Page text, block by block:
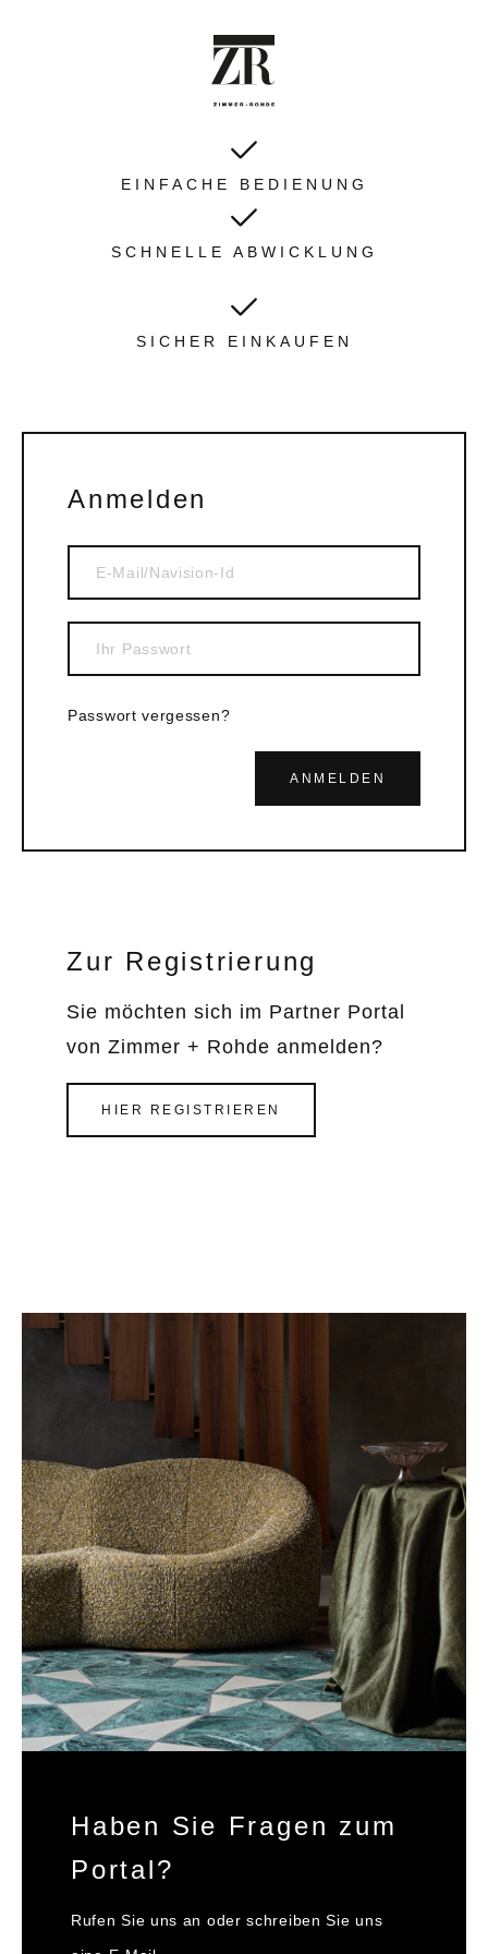
EINFACHE BEDIENUNG
SCHNELLE ABWICKLUNG
SICHER EINKAUFEN
Anmelden
Passwort vergessen?
ANMELDEN
Zur Registrierung
Sie möchten sich im Partner Portal
von Zimmer + Rohde anmelden?
HIER REGISTRIEREN
Haben Sie Fragen zum
Portal?
Rufen Sie uns an oder schreiben Sie uns